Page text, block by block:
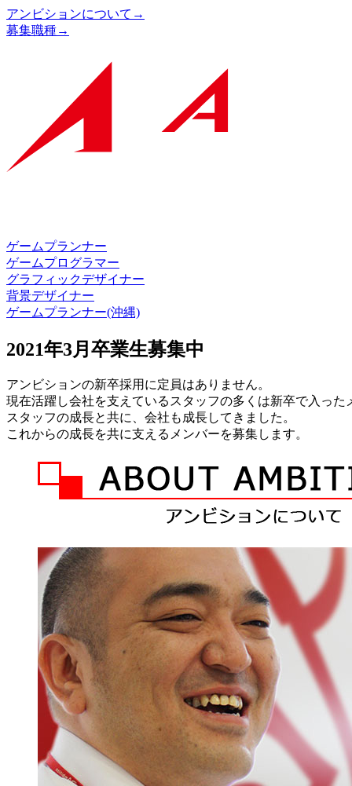
アンビションについて →
募集職種→
ゲームプランナー
ゲームプログラマー
グラフィックデザイナー
背景デザイナー
ゲームプランナー(沖縄)
2021年3月卒業生募集中
アンビションの新卒採用に定員はありません。
現在活躍し会社を支えているスタッフの多くは新卒で入った
スタッフの成長と共に、会社も成長してきました。
これからの成長を共に支えるメンバーを募集します。